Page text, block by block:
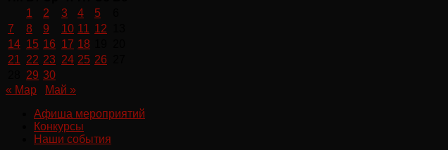
1
2 3 4 5
7
8 9 10 11 12
14 15 16 17 18
21 22 23 24 25 26
29 30
« Мар
Май »
Афиша мероприятий
Конкурсы
Наши события